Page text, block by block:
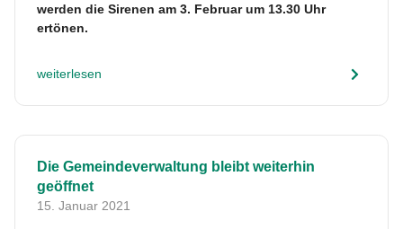
werden die Sirenen am 3. Februar um 13.30 Uhr
ertönen.
weiterlesen
Die Gemeindeverwaltung bleibt weiterhin
geöffnet
15. Januar 2021